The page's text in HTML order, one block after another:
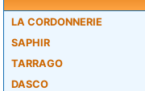
LA CORDONNERIE
SAPHIR
TARRAGO
DASCO